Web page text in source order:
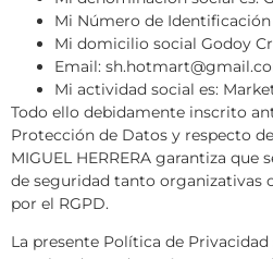
Mi Número de
Mi domicilio social Godoy
Email:
Mi actividad social es:
Todo ello debidamente inscrito
Protección de Datos y respecto
MIGUEL HERRERA garantiza que
de seguridad tanto organizativas
por el RGPD.
La presente Política de